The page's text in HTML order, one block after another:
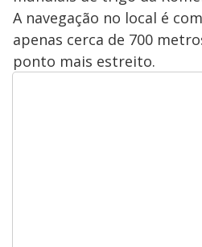
A navegação no local é
apenas cerca de 700
ponto mais estreito.